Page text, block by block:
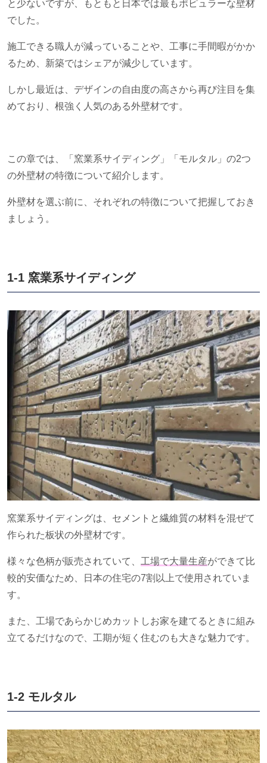
と少ないですが、もともと日本では最もポピュラーな壁材
でした。
施工できる職人が減っていることや、工事に手間暇がかか
るため、新築ではシェアが減少しています。
しかし最近は、デザインの自由度の高さから再び注目を集
めており、根強く人気のある外壁材です。
この章では、「窯業系サイディング」「モルタル」の2つ
の外壁材の特徴について紹介します。
外壁材を選ぶ前に、それぞれの特徴について把握しておき
ましょう。
1-1 窯業系サイディング
窯業系サイディングは、セメントと繊維質の材料を混ぜて
作られた板状の外壁材です。
様々な色柄が販売されていて、 工場で大量生産ができて比
較的安価なため、日本の住宅の7割以上で使用されていま
す。
また、工場であらかじめカットしお家を建てるときに組み
立てるだけなので、工期が短く住むのも大きな魅力です。
1-2 モルタル